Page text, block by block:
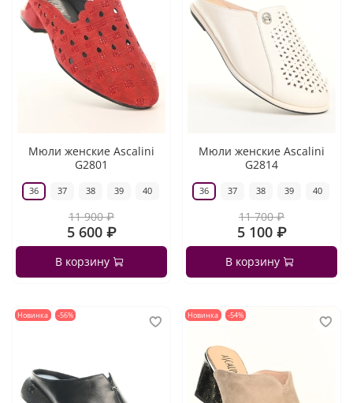
Мюли женские Ascalini
G2801
36 37 38 39 40
11 900 ₽
5 600 ₽
В корзину
Мюли женские Ascalini
G2814
36 37 38 39 40
11 700 ₽
5 100 ₽
В корзину
Новинка -56% Новинка -54%